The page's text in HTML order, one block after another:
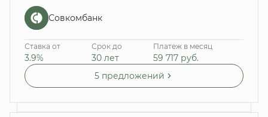
Совкомбанк
Ставка от
3.9%
Срок до
30 лет
Платеж в месяц
59 717 руб.
5 предложений